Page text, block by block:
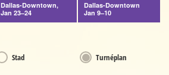
Dallas-Downtown,
Jan 23–24
Dallas-Downtown
Jan 9–10
Stad Turnéplan